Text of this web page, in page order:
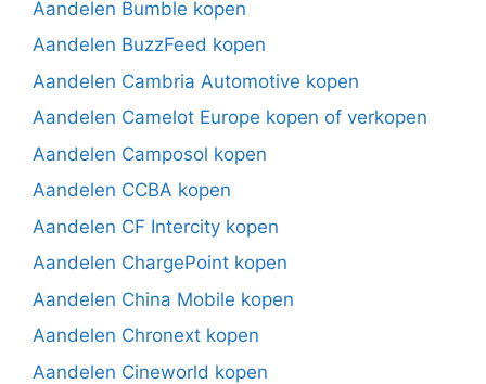
Aandelen Bumble kopen
Aandelen BuzzFeed kopen
Aandelen Cambria Automotive kopen
Aandelen Camelot Europe kopen of verkopen
Aandelen Camposol kopen
Aandelen CCBA kopen
Aandelen CF Intercity kopen
Aandelen ChargePoint kopen
Aandelen China Mobile kopen
Aandelen Chronext kopen
Aandelen Cineworld kopen